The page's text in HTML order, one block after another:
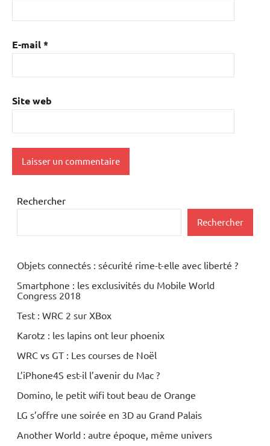
E-mail*
Site web
Rechercher
Rechercher
Objets connectés : sécurité rime-t-elle avec liberté ?
Smartphone : les exclusivités du Mobile World
Congress 2018
Test : WRC 2 sur XBox
Karotz : les lapins ont leur phoenix
WRC vs GT : Les courses de Noël
L’iPhone4S est-il l’avenir du Mac ?
Domino, le petit wifi tout beau de Orange
LG s’offre une soirée en 3D au Grand Palais
Another World : autre époque, même univers